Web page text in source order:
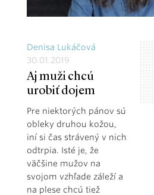
Denisa Lukáčová
30.01.2019
Aj muži chcú
urobiť dojem
Pre niektorých pánov sú
obleky druhou kožou,
iní si čas strávený v nich
odtrpia. Isté je, že
väčšine mužov na
svojom vzhľade záleží a
na plese chcú tiež